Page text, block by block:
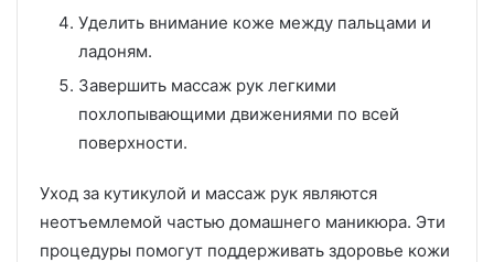
Уделить внимание коже между пальцами и
ладоням.
Завершить массаж рук легкими
похлопывающими движениями по всей
поверхности.
Уход за кутикулой и массаж рук являются
неотъемлемой частью домашнего маникюра. Эти
процедуры помогут поддерживать здоровье кожи